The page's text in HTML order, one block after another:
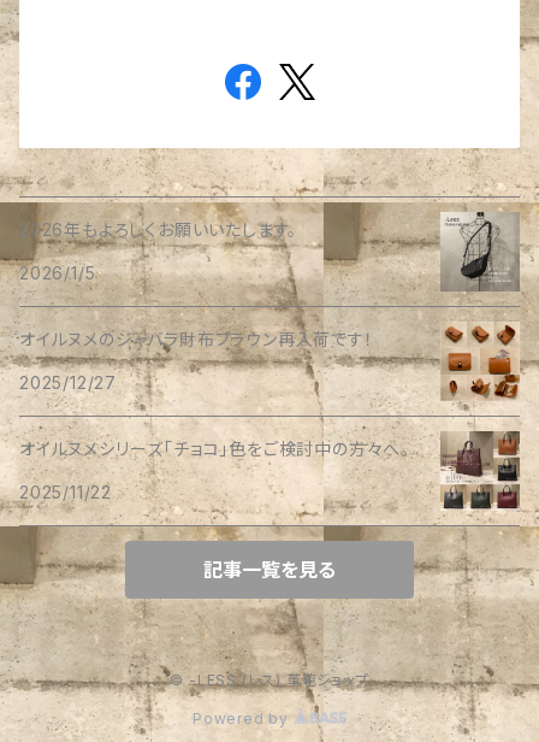
2026年もよろしくお願いいたします。
2026/1/5
オイルヌメのジャバラ財布ブラウン再入荷です！
2025/12/27
オイルヌメシリーズ「チョコ」色をご検討中の方々へ。
2025/11/22
記事一覧を見る
© -LESS (レス) 革鞄ショップ
Powered by